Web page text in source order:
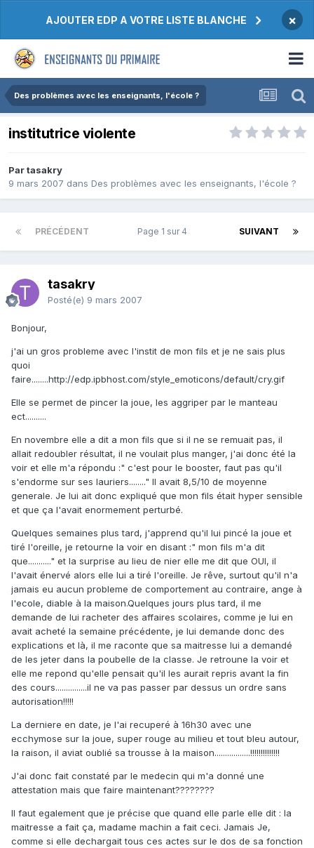
AJOUTER EDP A VOTRE LISTE BLANCHE ×
Des problèmes avec les enseignants, l'école ?
institutrice violente
Par tasakry
9 mars 2007 dans Des problèmes avec les enseignants, l'école ?
PRÉCÉDENT SUIVANT
Page 1 sur 4
tasakry
Posté(e) 9 mars 2007
Bonjour,
j'ai un gros probleme avec l'instit de mon fils et je ne sais plus
quoi
faire........http://edp.ipbhost.com/style_emoticons/default/cry.gif
Elle se permet de pincer la joue, les aggriper par le manteau
ect..........
En novembre elle a dit a mon fils que si il ne se remuait pas, il
allait redoubler résultat, il ne voulait plus manger, j'ai donc été la
voir et elle m'a répondu :" c'est pour le booster, faut pas qu'il
s'endorme sur ses lauriers........" Il avait 8,5/10 de moyenne
generale. Je lui ait donc expliqué que mon fils était hyper sensible
et que ça l'avait enormement perturbé.
Quelques semaines plus tard, j'apprend qu'il lui pincé la joue et
tiré l'oreille, je retourne la voir en disant :" mon fils m'a dit
que..........." et la surprise au lieu de nier elle me dit que OUI, il
l'avait énervé alors elle lui a tiré l'oreille. Je rêve, surtout qu'il n'a
jamais eu aucun probleme de comportement au contraire, ange à
l'ecole, diable à la maison.Quelques jours plus tard, il me
demande de lui racheter des affaires scolaires, comme je lui en
avait acheté la semaine précédente, je lui demande donc des
explications et là, il me raconte que sa maitresse lui a demandé
de les jeter dans la poubelle de la classe. Je retroune la voir et
elle me repond qu'elle pensait qu'il les aurait repris avant la fin
des cours...............il ne va pas passer par dessus un ordre sans
autorisation!!!!!
La derniere en date, je l'ai recuperé à 16h30 avec une
ecchymose sur la joue, super rouge au milieu et tout bleu autour,
la raison, il aviat oublié sa trousse à la maison.................!!!!!!!!!!!!!!
J'ai donc fait constaté par le medecin qui m'a donné une
attestation mais que faire maintenant????????
Il faut egalement que je précise que quand elle parle elle dit : la
maitresse a fait ça, madame machin a fait ceci. Jamais Je,
comme si elle dechargait tous ces actes sur le dos de sa fonction